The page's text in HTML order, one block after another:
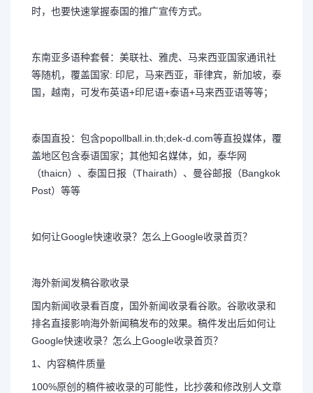
时，也要快速掌握泰国的推广宣传方式。
东南亚多语种套餐：美联社、雅虎、马来西亚国家通讯社
等随机，覆盖国家: 印尼，马来西亚，菲律宾，新加坡，泰
国，越南，可发布英语+印尼语+泰语+马来西亚语等等；
泰国直投：包含popollball.in.th;dek-d.com等直投媒体，覆
盖地区包含泰语国家；其他知名媒体，如，泰华网
（thaicn）、泰国日报（Thairath）、曼谷邮报（Bangkok
Post）等等
如何让Google快速收录？怎么上Google收录首页？
海外新闻发稿谷歌收录
国内新闻收录看百度，国外新闻收录看谷歌。谷歌收录和
排名直接影响海外新闻稿发布的效果。稿件发出后如何让
Google快速收录？怎么上Google收录首页？
1、内容稿件质量
100%原创的稿件被收录的可能性，比抄袭和修改别人文章